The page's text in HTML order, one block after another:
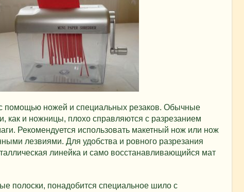
помощью ножей и специальных резаков. Обычные
как и ножницы, плохо справляются с разрезанием
Рекомендуется использовать макетный нож или нож
лезвиями. Для удобства и ровного разрезания
линейка и само восстанавливающийся мат
полоски, понадобится специальное шило с